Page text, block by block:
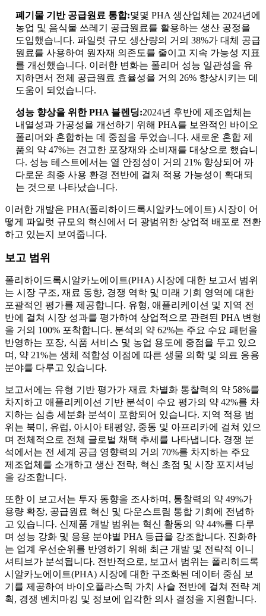
폐기물 기반 공급원료 통합:몇몇 PHA 생산업체는 2024년에
농업 및 음식물 쓰레기 공급원료를 활용하는 생산 공정을
도입했습니다. 파일럿 규모 생산량의 거의 38%가 대체 공급
원료를 사용하여 원자재 의존도를 줄이고 지속 가능성 지표
를 개선했습니다. 이러한 변화는 폴리머 성능 일관성을 유
지하면서 전체 공급원료 효율성을 거의 26% 향상시키는 데
도움이 되었습니다.
성능 향상을 위한 PHA 블렌딩:2024년 후반에 제조업체는
내열성과 가공성을 개선하기 위해 PHA를 보완적인 바이오
폴리머와 혼합하는 데 중점을 두었습니다. 새로운 혼합 제
품의 약 47%는 견고한 포장재와 소비재를 대상으로 했습니
다. 성능 테스트에서는 열 안정성이 거의 21% 향상되어 까
다로운 최종 사용 환경 전반에 걸쳐 적용 가능성이 확대되
는 것으로 나타났습니다.
이러한 개발은 PHA(폴리하이드록시알카노에이트) 시장이 어
떻게 파일럿 규모의 혁신에서 더 광범위한 상업적 배포로 전환
하고 있는지 보여줍니다.
보고 범위
폴리하이드록시알카노에이트(PHA) 시장에 대한 보고서 범위
는 시장 구조, 재료 동향, 경쟁 역학 및 미래 기회 영역에 대한
포괄적인 평가를 제공합니다. 유형, 애플리케이션 및 지역 전
반에 걸쳐 시장 성과를 평가하여 상업적으로 관련된 PHA 변형
을 거의 100% 포착합니다. 분석의 약 62%는 주요 수요 패턴을
반영하는 포장, 식품 서비스 및 농업 용도에 중점을 두고 있으
며, 약 21%는 생체 적합성 이점에 따른 생물 의학 및 의료 응용
분야를 다루고 있습니다.
보고서에는 유형 기반 평가가 재료 차별화 통찰력의 약 58%를
차지하고 애플리케이션 기반 분석이 수요 평가의 약 42%를 차
지하는 심층 세분화 분석이 포함되어 있습니다. 지역 적용 범
위는 북미, 유럽, 아시아 태평양, 중동 및 아프리카에 걸쳐 있으
며 전체적으로 전체 글로벌 채택 추세를 나타냅니다. 경쟁 분
석에서는 전 세계 공급 영향력의 거의 70%를 차지하는 주요
제조업체를 소개하고 생산 전략, 혁신 초점 및 시장 포지셔닝
을 강조합니다.
또한 이 보고서는 투자 동향을 조사하며, 통찰력의 약 49%가
용량 확장, 공급원료 혁신 및 다운스트림 통합 기회에 전념하
고 있습니다. 신제품 개발 범위는 혁신 활동의 약 44%를 다루
며 성능 강화 및 응용 분야별 PHA 등급을 강조합니다. 진화하
는 업계 우선순위를 반영하기 위해 최근 개발 및 전략적 이니
셔티브가 분석됩니다. 전반적으로, 보고서 범위는 폴리히드록
시알카노에이트(PHA) 시장에 대한 구조화된 데이터 중심 보
기를 제공하여 바이오플라스틱 가치 사슬 전반에 걸쳐 전략 계
획, 경쟁 벤치마킹 및 정보에 입각한 의사 결정을 지원합니다.